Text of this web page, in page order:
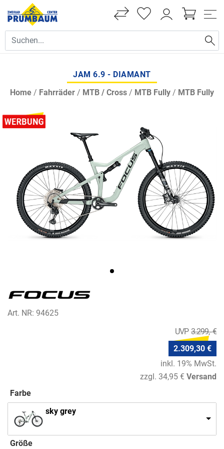
JAM 6.9 - DIAMANT
Home / Fahrräder / MTB / Cross / MTB Fully / MTB Fully
Art. NR: 94625
3.299,- €
2.309,30 €
inkl. 19% MwSt.
zzgl. 34,95 € Versand
Farbe
sky grey
Größe